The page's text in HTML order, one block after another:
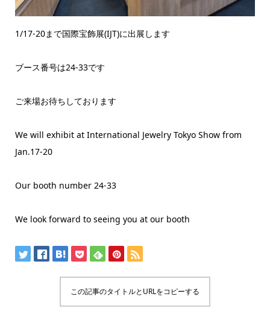
1/17-20まで国際宝飾展(IJT)に出展します
ブース番号は24-33です
ご来場お待ちしております
We will exhibit at International Jewelry Tokyo Show from
Jan.17-20
Our booth number 24-33
We look forward to seeing you at our booth
この記事のタイトルとURLをコピーする